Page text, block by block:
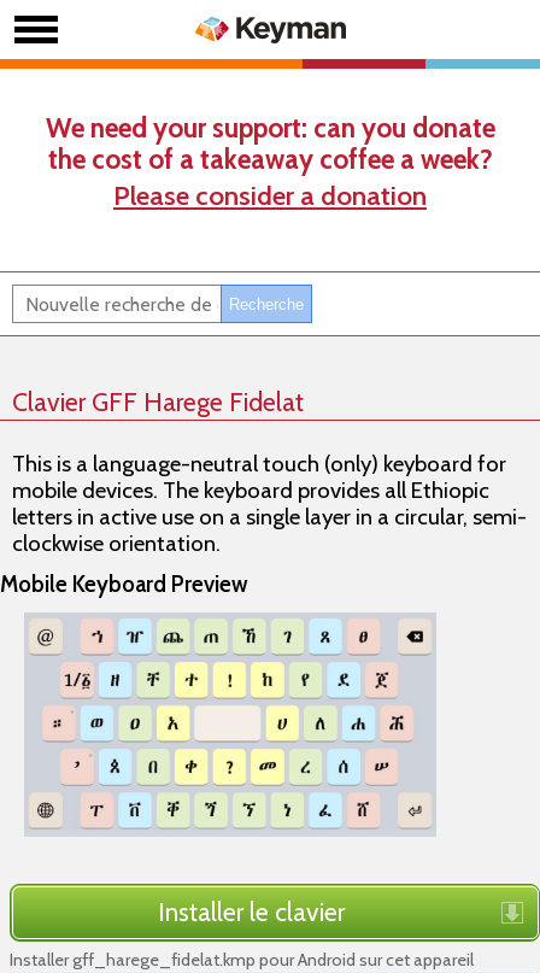
We need your support: can you donate
the cost of a takeaway coffee a week?
Please consider a donation
Clavier GFF Harege Fidelat
This is a language-neutral touch (only) keyboard for
mobile devices. The keyboard provides all Ethiopic
letters in active use on a single layer in a circular, semi-
clockwise orientation.
Mobile Keyboard Preview
Installer le clavier
Installer gff_harege_fidelat.kmp pour Android sur cet appareil